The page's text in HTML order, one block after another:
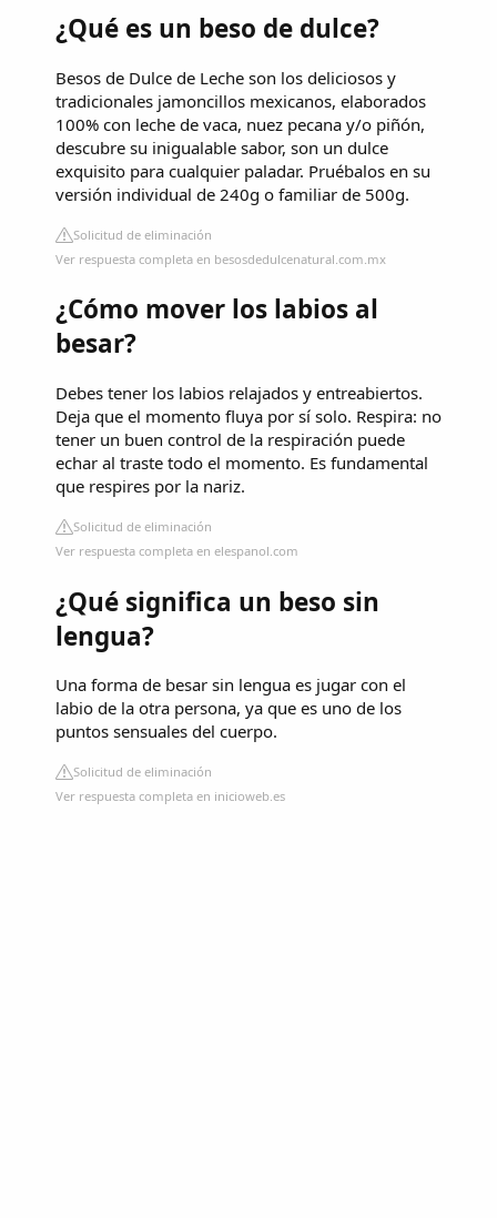
¿Qué es un beso de dulce?
Besos de Dulce de Leche son los deliciosos y
tradicionales jamoncillos mexicanos, elaborados
100% con leche de vaca, nuez pecana y/o piñón,
descubre su inigualable sabor, son un dulce
exquisito para cualquier paladar. Pruébalos en su
versión individual de 240g o familiar de 500g.
Solicitud de eliminación
Ver respuesta completa en besosdedulcenatural.com.mx
¿Cómo mover los labios al
besar?
Debes tener los labios relajados y entreabiertos.
Deja que el momento fluya por sí solo. Respira: no
tener un buen control de la respiración puede
echar al traste todo el momento. Es fundamental
que respires por la nariz.
Solicitud de eliminación
Ver respuesta completa en elespanol.com
¿Qué significa un beso sin
lengua?
Una forma de besar sin lengua es jugar con el
labio de la otra persona, ya que es uno de los
puntos sensuales del cuerpo.
Solicitud de eliminación
Ver respuesta completa en inicioweb.es